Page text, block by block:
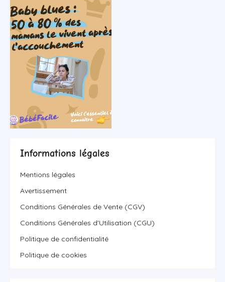
Informations légales
Mentions légales
Avertissement
Conditions Générales de Vente (CGV)
Conditions Générales d'Utilisation (CGU)
Politique de confidentialité
Politique de cookies